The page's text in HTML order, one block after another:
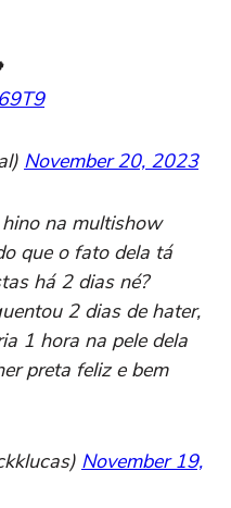
November 20, 2023
na multishow
que o fato dela tá
há 2 dias né?
2 dias de hater,
1 hora na pele dela
preta feliz e bem
November 19,